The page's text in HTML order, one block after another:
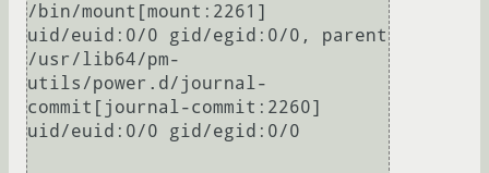
/bin/mount[mount:2261]
uid/euid:0/0 gid/egid:0/0, parent
/usr/lib64/pm-
utils/power.d/journal-
commit[journal-commit:2260]
uid/euid:0/0 gid/egid:0/0